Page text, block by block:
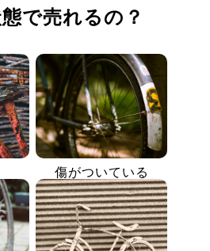
で売れるの？
傷がついている